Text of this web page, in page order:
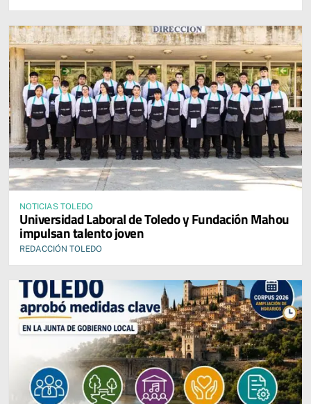
NOTICIAS TOLEDO
Universidad Laboral de Toledo y Fundación Mahou
impulsan talento joven
REDACCIÓN TOLEDO